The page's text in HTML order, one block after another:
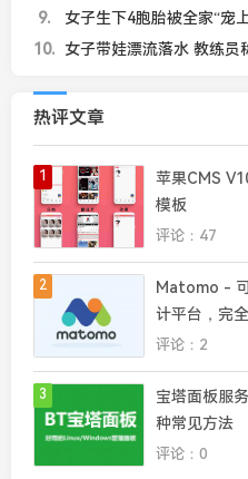
9
女子生下4胞胎被全家“宠
10
女子带娃漂流落水 教练员
热评文章
1
苹果CMS
模板
评论：47
2
Matomo -
计平台，完
评论：2
3
宝塔面板服
种常见方法
评论：0